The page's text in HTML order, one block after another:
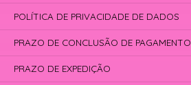
POLÍTICA DE PRIVACIDADE DE DADOS
PRAZO DE CONCLUSÃO DE PAGAMENTO
PRAZO DE EXPEDIÇÃO